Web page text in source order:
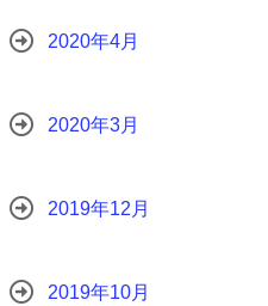
2020年4月
2020年3月
2019年12月
2019年10月